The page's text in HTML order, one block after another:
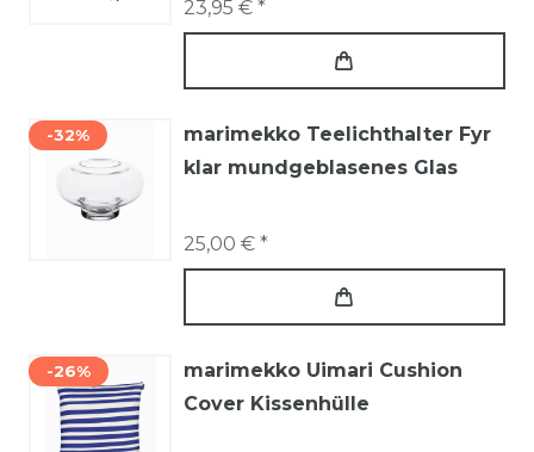
23,95 € *
-32%
marimekko Teelichthalter Fyr
klar mundgeblasenes Glas
25,00 € *
-26%
marimekko Uimari Cushion
Cover Kissenhülle